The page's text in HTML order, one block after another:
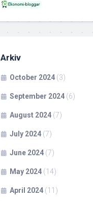
Arkiv
October 2024 (3)
September 2024 (6)
August 2024 (7)
July 2024 (7)
June 2024 (7)
May 2024 (14)
April 2024 (11)